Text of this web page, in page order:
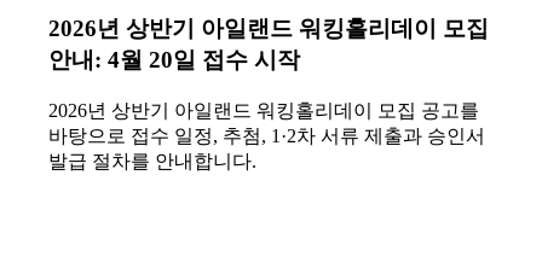
2026년 상반기 아일랜드 워킹홀리데이 모집
안내: 4월 20일 접수 시작
2026년 상반기 아일랜드 워킹홀리데이 모집 공고를
바탕으로 접수 일정, 추첨, 1·2차 서류 제출과 승인서
발급 절차를 안내합니다.